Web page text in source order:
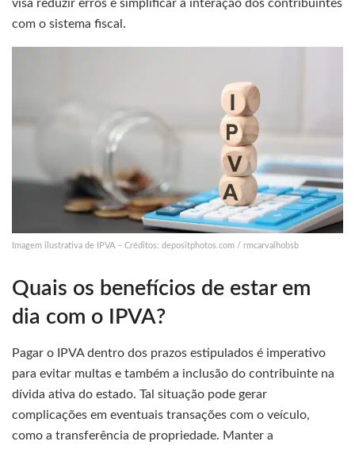
visa reduzir erros e simplificar a interação dos contribuintes
com o sistema fiscal.
Imagem ilustrativa de IPVA – Créditos: depositphotos.com / rmcarvalhobsb
Quais os benefícios de estar em
dia com o IPVA?
Pagar o IPVA dentro dos prazos estipulados é imperativo
para evitar multas e também a inclusão do contribuinte na
dívida ativa do estado. Tal situação pode gerar
complicações em eventuais transações com o veículo,
como a transferência de propriedade. Manter a